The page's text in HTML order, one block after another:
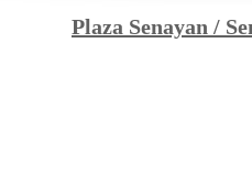
Plaza Senayan /